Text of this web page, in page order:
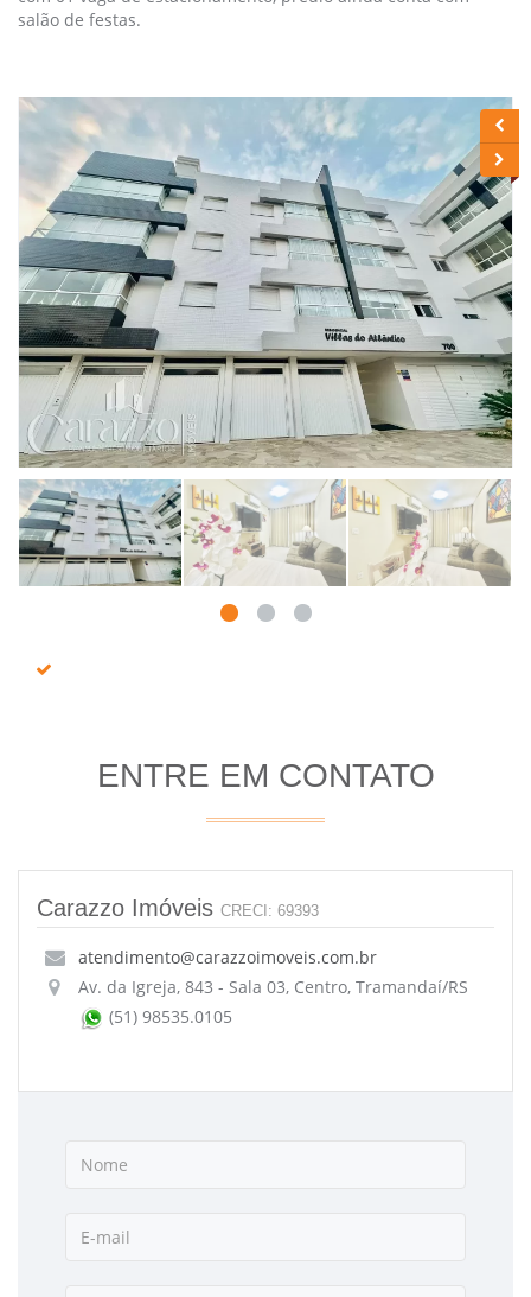
salão de festas.
ENTRE EM CONTATO
Carazzo Imóveis CRECI: 69393
atendimento@carazzoimoveis.com.br
Av. da Igreja, 843 - Sala 03, Centro, Tramandaí/RS
(51) 98535.0105